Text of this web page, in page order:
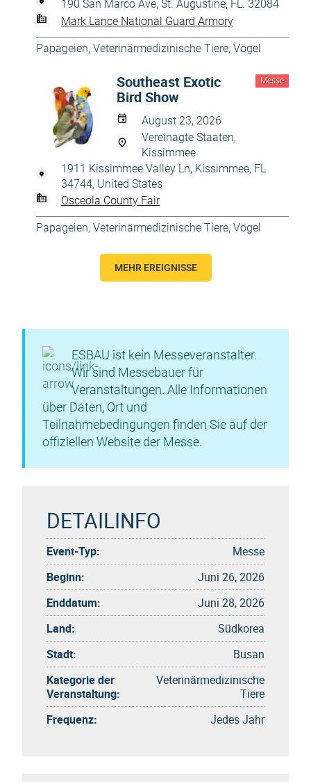
190 San Marco Ave, St. Augustine, FL. 32084
Mark Lance National Guard Armory
Papageien, Veterinärmedizinische Tiere, Vögel
Messe
Southeast Exotic
Bird Show
August 23, 2026
Vereinagte Staaten,
Kissimmee
1911 Kissimmee Valley Ln, Kissimmee, FL
34744, United States
Osceola County Fair
Papageien, Veterinärmedizinische Tiere, Vögel
MEHR EREIGNISSE
ESBAU ist kein Messeveranstalter.
Wir sind Messebauer für
Veranstaltungen. Alle Informationen
über Daten, Ort und
Teilnahmebedingungen finden Sie auf der
offiziellen Website der Messe.
DETAILINFO
Event-Typ:
Messe
Beginn:
Juni 26, 2026
Enddatum:
Juni 28, 2026
Land:
Südkorea
Stadt:
Busan
Kategorie der
Veranstaltung:
Veterinärmedizinische
Tiere
Frequenz:
Jedes Jahr